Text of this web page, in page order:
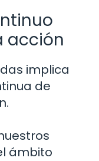
acción
implica
de
ámbito